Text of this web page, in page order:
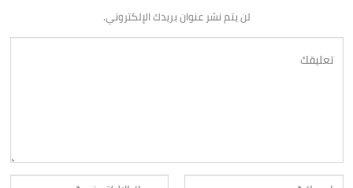
لن يتم نشر عنوان بريدك الإلكتروني.